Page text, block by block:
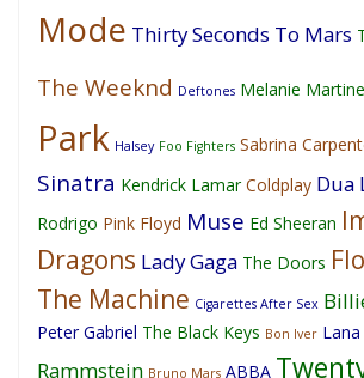
Mode Thirty Seconds To Mars
The Weeknd Deftones Melanie
Park Halsey Foo Fighters Sabrina
Sinatra Kendrick Lamar Coldplay Dua
Rodrigo Pink Floyd Muse Ed Sheeran
Dragons Lady Gaga The Doors
The Machine Cigarettes After Sex
Peter Gabriel The Black Keys Bon Iver
Rammstein Bruno Mars ABBA